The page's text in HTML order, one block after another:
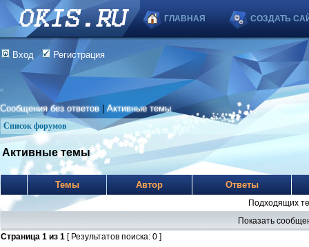
ГЛАВНАЯ СОЗДАТЬ
Вход Регистрация
Сообщения без ответов |Активные темы
Список форумов
Активные темы
Темы Автор Ответы
Подходящих
Показать
Страница 1 из 1 [ Результатов поиска: 0 ]